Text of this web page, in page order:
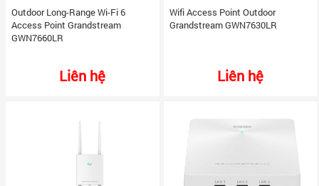
Outdoor Long-Range Wi-Fi 6
Access Point Grandstream
GWN7660LR
Liên hệ
Wifi Access Point Outdoor
Grandstream GWN7630LR
Liên hệ